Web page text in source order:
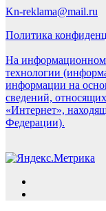
Kn-reklama@mail.ru
Политика
На информационном
технологии
информации на
сведений,
«Интернет»,
Федерации).